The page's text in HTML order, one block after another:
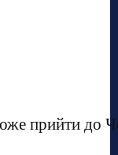
прийти до